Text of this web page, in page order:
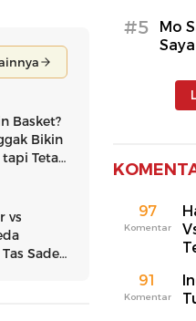
#5
Mo
97
Komentar
91
Komentar